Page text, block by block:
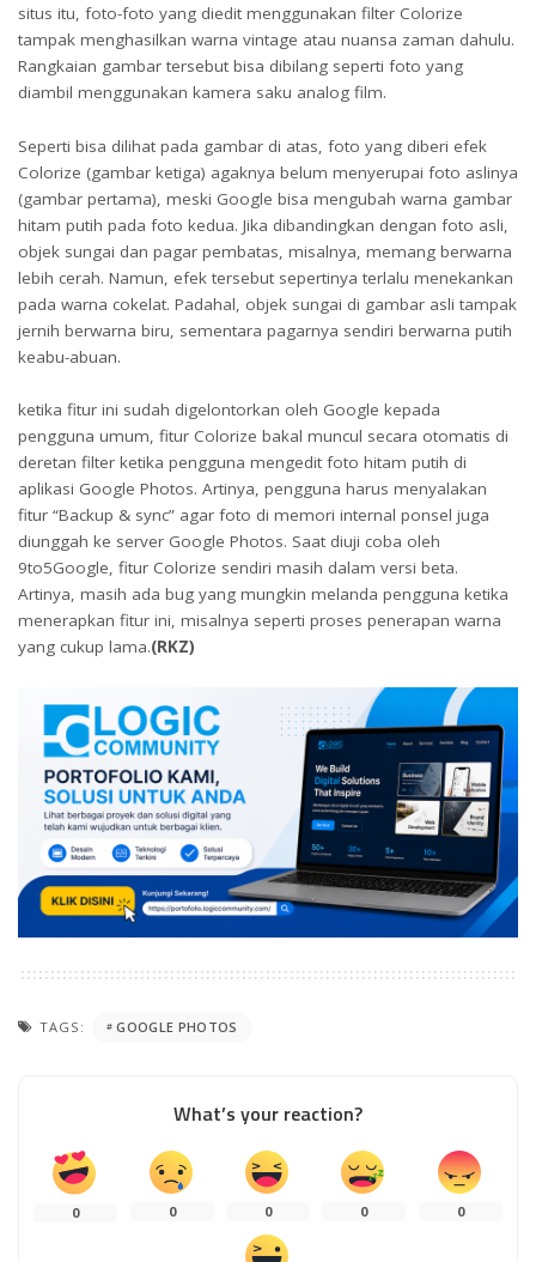
situs itu, foto-foto yang diedit menggunakan filter Colorize
tampak menghasilkan warna vintage atau nuansa zaman dahulu.
Rangkaian gambar tersebut bisa dibilang seperti foto yang
diambil menggunakan kamera saku analog film.
Seperti bisa dilihat pada gambar di atas, foto yang diberi efek
Colorize (gambar ketiga) agaknya belum menyerupai foto aslinya
(gambar pertama), meski Google bisa mengubah warna gambar
hitam putih pada foto kedua. Jika dibandingkan dengan foto asli,
objek sungai dan pagar pembatas, misalnya, memang berwarna
lebih cerah. Namun, efek tersebut sepertinya terlalu menekankan
pada warna cokelat. Padahal, objek sungai di gambar asli tampak
jernih berwarna biru, sementara pagarnya sendiri berwarna putih
keabu-abuan.
ketika fitur ini sudah digelontorkan oleh Google kepada
pengguna umum, fitur Colorize bakal muncul secara otomatis di
deretan filter ketika pengguna mengedit foto hitam putih di
aplikasi Google Photos. Artinya, pengguna harus menyalakan
fitur “Backup & sync” agar foto di memori internal ponsel juga
diunggah ke server Google Photos. Saat diuji coba oleh
9to5Google, fitur Colorize sendiri masih dalam versi beta.
Artinya, masih ada bug yang mungkin melanda pengguna ketika
menerapkan fitur ini, misalnya seperti proses penerapan warna
yang cukup lama.(RKZ)
TAGS: GOOGLE PHOTOS
What’s your reaction?
0 0 0 0 0